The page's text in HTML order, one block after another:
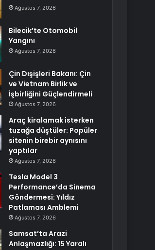
Ağustos 7, 2026
Bilecik’te Otomobil
Yangını
Ağustos 7, 2026
Çin Dışişleri Bakanı: Çin
ve Vietnam Birlik ve
İşbirliğini Güçlendirmeli
Ağustos 7, 2026
Araç kiralamak isterken
tuzağa düştüler: Popüler
sitenin birebir aynısını
yaptılar
Ağustos 7, 2026
Tesla Model 3
Performance’da Sinema
Göndermesi: Yıldız
Patlaması Amblemi
Ağustos 7, 2026
Samsat’ta Arazi
Anlaşmazlığı: 15 Yaralı